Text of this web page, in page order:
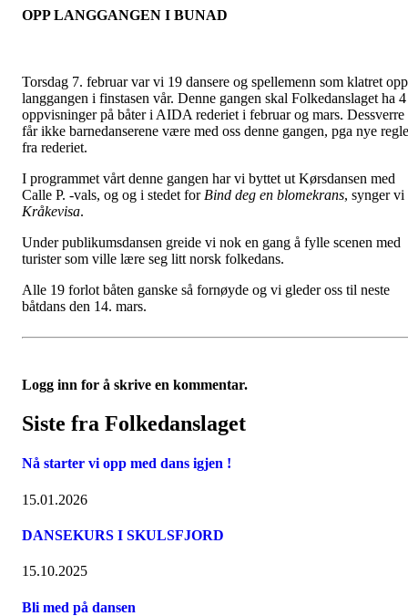
OPP LANGGANGEN I BUNAD
Torsdag 7. februar var vi 19 dansere og spellemenn som klatret opp
langgangen i finstasen vår. Denne gangen skal Folkedanslaget ha 4
oppvisninger på båter i AIDA rederiet i februar og mars. Dessverre
får ikke barnedanserene være med oss denne gangen, pga nye
fra rederiet.
I programmet vårt denne gangen har vi byttet ut Kørsdansen med
Calle P. -vals, og og i stedet for Bind deg en blomekrans, synger vi
Kråkevisa.
Under publikumsdansen greide vi nok en gang å fylle scenen med
turister som ville lære seg litt norsk folkedans.
Alle 19 forlot båten ganske så fornøyde og vi gleder oss til neste
båtdans den 14. mars.
Logg inn for å skrive en kommentar.
Siste fra Folkedanslaget
Nå starter vi opp med dans igjen !
15.01.2026
DANSEKURS I SKULSFJORD
15.10.2025
Bli med på dansen